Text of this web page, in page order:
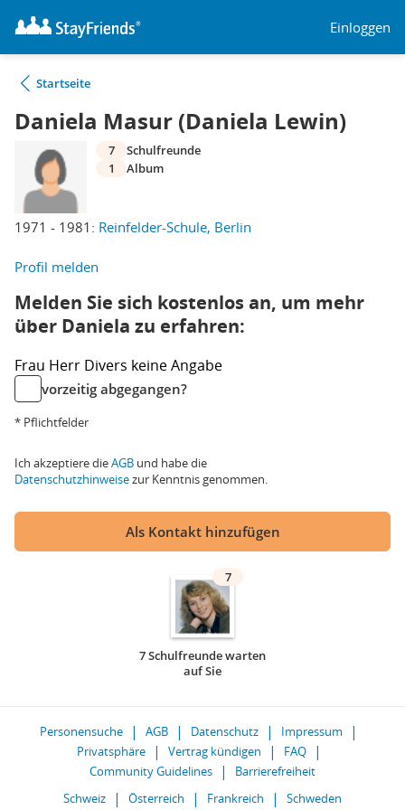
Einloggen
Startseite
Daniela Masur (Daniela Lewin)
1971 - 1981: Reinfelder-Schule, Berlin
7
Schulfreunde
1
Album
Profil melden
Melden Sie sich kostenlos an, um mehr
über Daniela zu erfahren:
Frau Herr Divers keine Angabe
vorzeitig abgegangen?
* Pflichtfelder
Ich akzeptiere dieAGB und habe die
Datenschutzhinweisezur Kenntnis genommen.
Als Kontakt hinzufügen
7
7 Schulfreunde warten
auf Sie
Personensuche AGB Datenschutz
Impressum
Privatsphäre
Vertrag kündigen
FAQ
Community Guidelines
Barrierefreiheit
Schweiz
Österreich Frankreich Schweden